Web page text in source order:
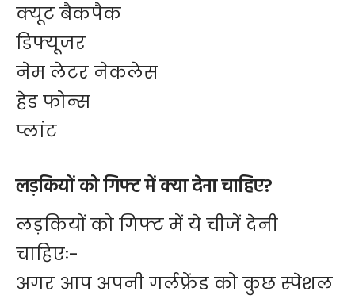
क्यूट बैकपैक
डिफ्यूजर
नेम लेटर नेकलेस
हेड फोन्स
प्लांट
लड़कियों को गिफ्ट में क्या देना चाहिए?
लड़कियों को गिफ्ट में ये चीजें देनी
चाहिएः-
अगर आप अपनी गर्लफ्रेंड को कुछ स्पेशल